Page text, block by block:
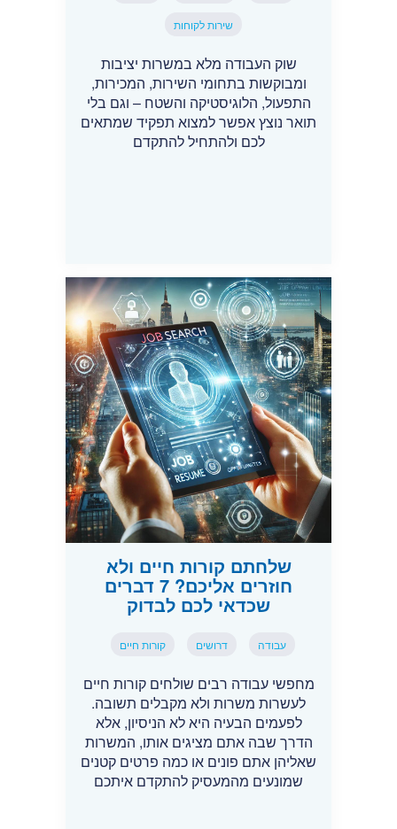
שירות לקוחות
שוק העבודה מלא במשרות יציבות
ומבוקשות בתחומי השירות, המכירות,
התפעול, הלוגיסטיקה והשטח – וגם בלי
תואר נוצץ אפשר למצוא תפקיד שמתאים
לכם ולהתחיל להתקדם
שלחתם קורות חיים ולא
חוזרים אליכם? 7 דברים
שכדאי לכם לבדוק
עבודה דרושים קורות חיים
מחפשי עבודה רבים שולחים קורות חיים
לעשרות משרות ולא מקבלים תשובה.
לפעמים הבעיה היא לא הניסיון, אלא
הדרך שבה אתם מציגים אותו, המשרות
שאליהן אתם פונים או כמה פרטים קטנים
שמונעים מהמעסיק להתקדם איתכם